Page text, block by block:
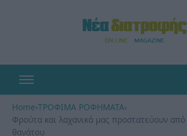
Home›ΤΡΟΦΙΜΑ ΡΟΦΗΜΑΤΑ›
Φρούτα και λαχανικά μας προστατεύουν από
θανάτου